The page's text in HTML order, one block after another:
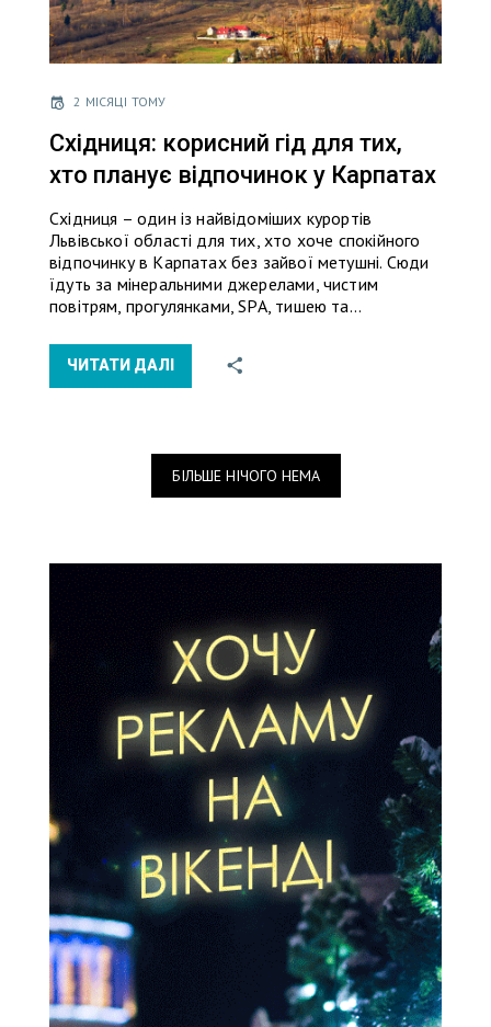
2 МІСЯЦІ ТОМУ
Східниця: корисний гід для тих,
хто планує відпочинок у Карпатах
Східниця – один із найвідоміших курортів
Львівської області для тих, хто хоче спокійного
відпочинку в Карпатах без зайвої метушні. Сюди
їдуть за мінеральними джерелами, чистим
повітрям, прогулянками, SPA, тишею та…
ЧИТАТИ ДАЛІ
БІЛЬШЕ НІЧОГО НЕМА